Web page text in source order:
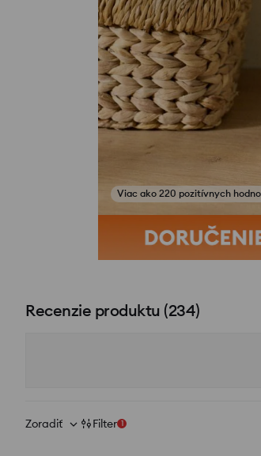
Zobraziť fotografie z recenzií
Recenzie produktu (234)
Zoradiť Filter 1